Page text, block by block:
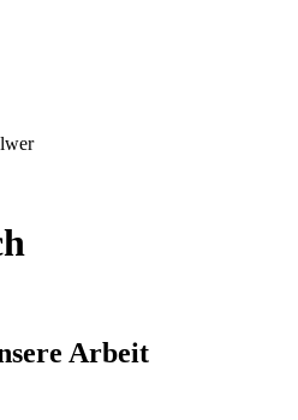
Arbeit